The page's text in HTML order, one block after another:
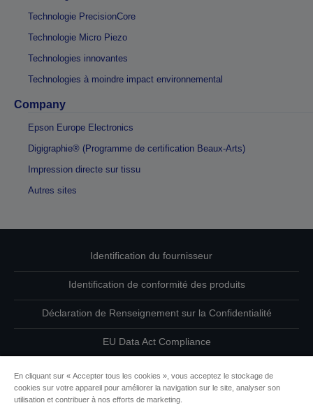
Technologie PrecisionCore
Technologie Micro Piezo
Technologies innovantes
Technologies à moindre impact environnemental
Company
Epson Europe Electronics
Digigraphie® (Programme de certification Beaux-Arts)
Impression directe sur tissu
Autres sites
Identification du fournisseur
Identification de conformité des produits
Déclaration de Renseignement sur la Confidentialité
EU Data Act Compliance
Informations sur les cookies
En cliquant sur « Accepter tous les cookies », vous acceptez le stockage de
cookies sur votre appareil pour améliorer la navigation sur le site, analyser son
utilisation et contribuer à nos efforts de marketing.